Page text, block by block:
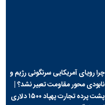
چرا رویای آمریکایی سرنگونی رژیم و
نابودی محور مقاومت تعبیر نشد؟ |
پشت پرده تجارت پهپاد‌ ۱۵۰۰ دلاری